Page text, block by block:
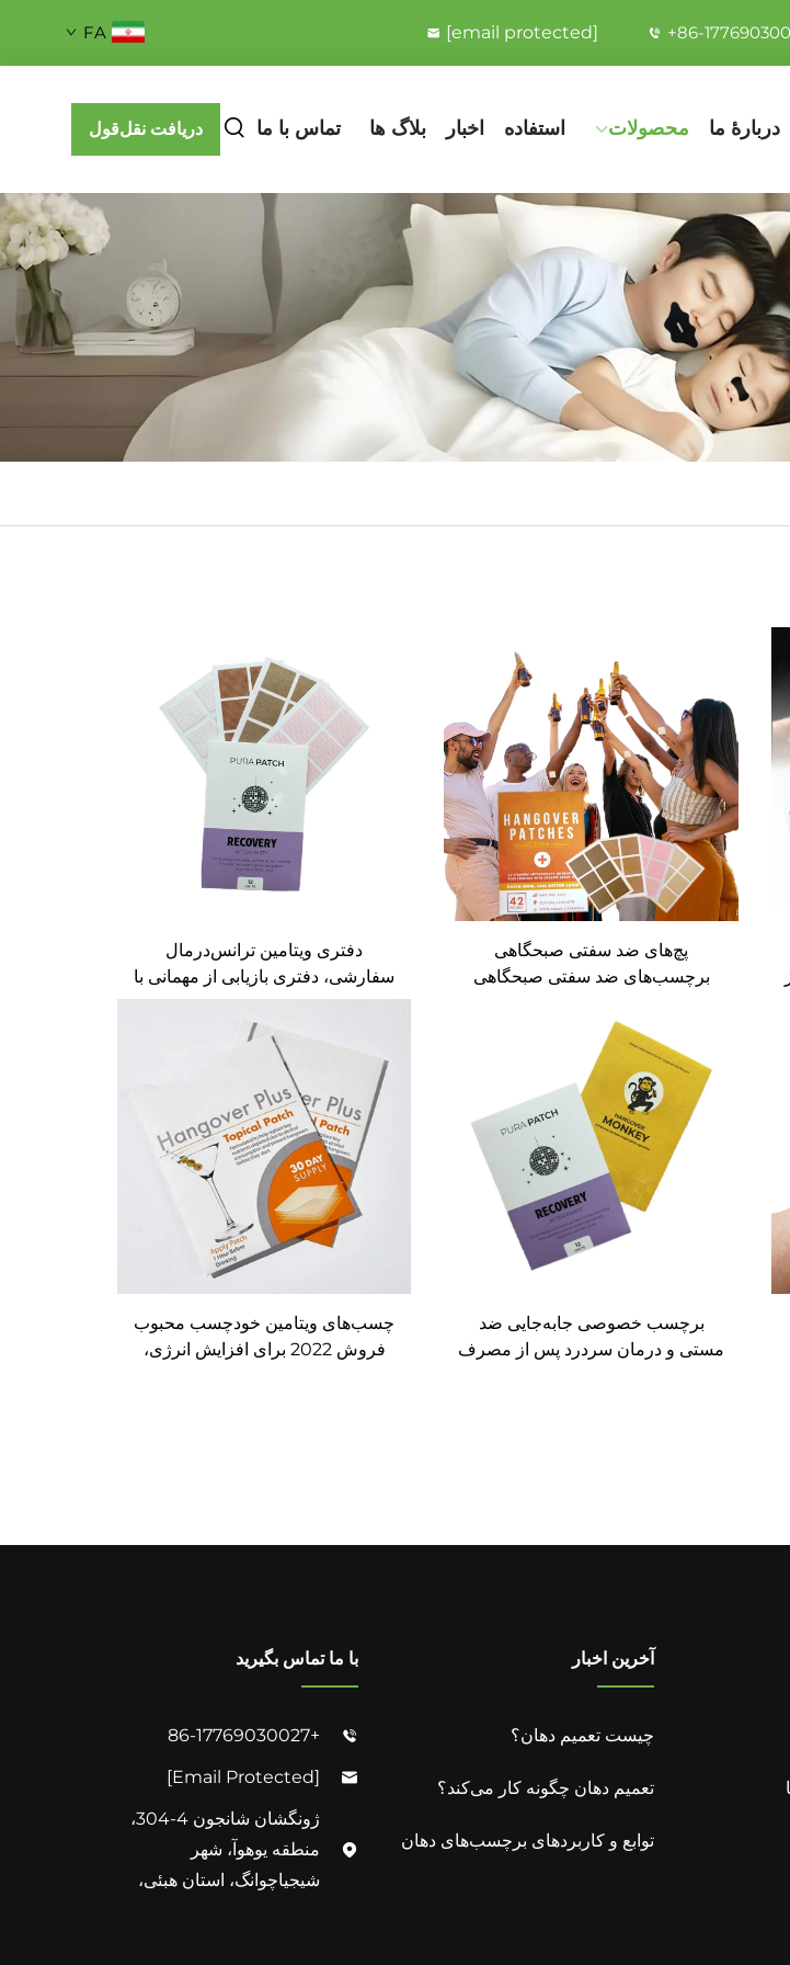
+86-
[email protected]
FA
دربارهٔ ما محصولات استفاده اخبار بلاگ ها تماس با ما دریافت نقل‌قول
پچ‌های ضد سفتی صبحگاهی
برچسب‌های ضد سفتی صبحگاهی
سفتی صبحگاهی کاهش آسیب‌های
ناشی از الکل
دفتری ویتامین ترانس‌درمال
سفارشی، دفتری بازیابی از مهمانی با
منیزیم، ویتامین C، B6، B12 و بیش از
برچسب خصوصی جابه‌جایی ضد
مستی و درمان سردرد پس از مصرف
چسب‌های ویتامین خودچسب محبوب
فروش 2022 برای افزایش انرژی،
آخرین اخبار
چیست تعمیم دهان؟
تعمیم دهان چگونه کار می‌کند؟
توابع و کاربردهای برچسب‌های دهان
با ما تماس بگیرید

+86-17769030027

[email Protected]

ژونگشان شانجون 4-304،
منطقه یوهوآ، شهر
شیجیاچوانگ، استان هبئی،